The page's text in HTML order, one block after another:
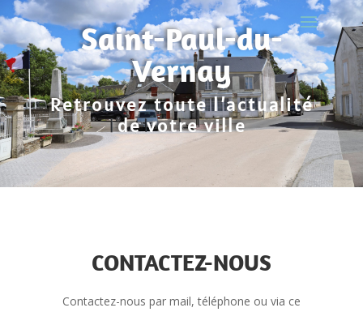
Saint-Paul-du-
Vernay
Retrouvez toute l’actualité
de votre ville
CONTACTEZ-NOUS
Contactez-nous par mail, téléphone ou via ce